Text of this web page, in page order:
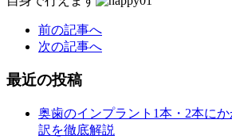
前の記事へ
次の記事へ
最近の投稿
奥歯のインプラント1本・2本に
訳を徹底解説